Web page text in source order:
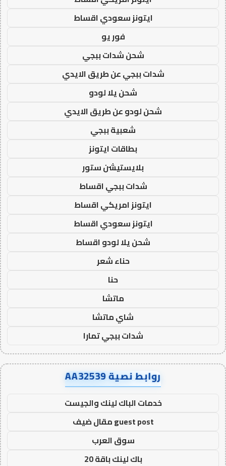
ايتونز سعودي اقساط
فور يو
شحن شدات ببجي
شدات ببجي عن طريق الايدي
شحن يلا لودو
شحن لودو عن طريق الايدي
شعبية ببجي
بطاقات ايتونز
بلايستيشن ستور
شدات ببجي اقساط
ايتونز امريكي اقساط
ايتونز سعودي اقساط
شحن يلا لودو اقساط
حناء شعر
حنا
ماتشا
شاي ماتشا
شدات ببجي تمارا
روابط نصية AA32539
خدمات الباك لينك والجيست
guest post مقال ضيف
سوق العرب
باك لينك باقة 20